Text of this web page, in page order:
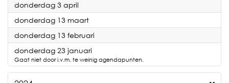
donderdag 3 april
donderdag 13 maart2025
donderdag 13 februari
donderdag 23 januari
Gaat niet door i.v.m. te weinig agendapunten.